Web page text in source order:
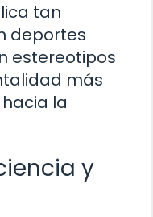
tan
deportes
estereotipos
más
la
y